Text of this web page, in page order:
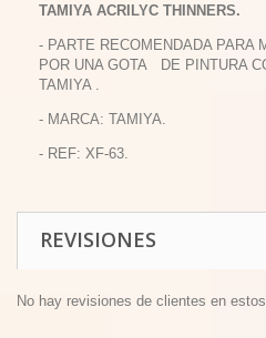
TAMIYA ACRILYC THINNERS.
- PARTE RECOMENDADA PARA
POR UNA GOTA DE PINTURA
TAMIYA .
- MARCA: TAMIYA.
- REF: XF-63.
REVISIONES
No hay revisiones de clientes en